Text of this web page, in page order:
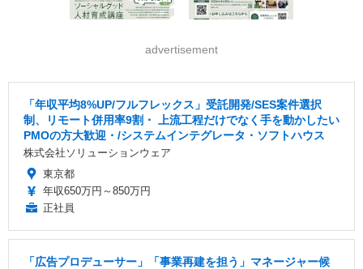
advertisement
「年収平均8%UP/フルフレックス」受託開発/SES案件選択
制、リモート併用率9割・ 上流工程だけでなく手を動かしたい
PMOの方大歓迎・/システムインテグレータ・ソフトハウス
株式会社ソリューションウェア
東京都
年収650万円～850万円
正社員
「広告プロデューサー」「事業再建を担う」マネージャー候